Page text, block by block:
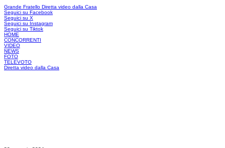
Grande Fratello Diretta video dalla Casa
Seguici su Facebook
Seguici su X
Seguici su Instagram
Seguici su Tiktok
HOME
CONCORRENTI
VIDEO
NEWS
FOTO
TELEVOTO
Diretta video dalla Casa